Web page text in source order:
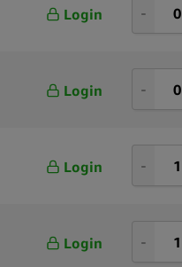
Login
Login
Login
Login